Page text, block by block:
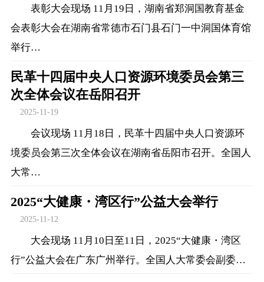
表彰大会现场 11月19日，湖南省郑洞国教育基金
会表彰大会在湖南省常德市石门县石门一中洞国体育馆
举行…
民革十四届中央人口资源环境委员会第三
次全体会议在岳阳召开
2025-11-19
会议现场 11月18日，民革十四届中央人口资源环
境委员会第三次全体会议在湖南省岳阳市召开。全国人
大常…
2025“大健康・湾区行”公益大会举行
2025-11-12
大会现场 11月10日至11日，2025“大健康・湾区
行”公益大会在广东广州举行。全国人大常委会副委…